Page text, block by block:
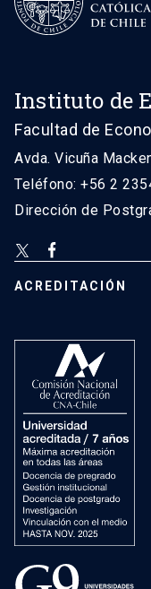
Instituto de
Facultad de
Avda. Vicuña
Teléfono: +56 2
Dirección de
ACREDITACIÓN